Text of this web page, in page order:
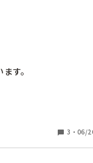
で見て周るのもそん
す。
か？
3 ・ 06/